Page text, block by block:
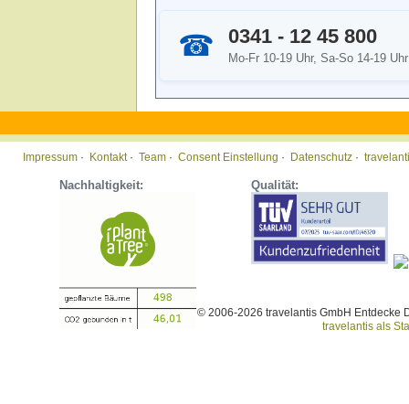
☎ 0341 - 12 45 800
Mo-Fr 10-19 Uhr, Sa-So 14-19 Uhr
Impressum · Kontakt· Team · Consent Einstellung · Datenschutz ·
Nachhaltigkeit: Qualität:
© 2006-2026 travelantis GmbH Entdecke
travelantis als